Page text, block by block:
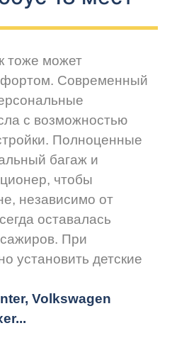
тоже может
Современный
с возможностью
Полноценные
багаж и
чтобы
независимо от
оставалась
При
установить детские
Volkswagen
..